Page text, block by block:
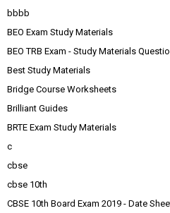
bbbb
BEO Exam Study Materials
BEO TRB Exam - Study Materials
Best Study Materials
Bridge Course Worksheets
Brilliant Guides
BRTE Exam Study Materials
c
cbse
cbse 10th
CBSE 10th Board Exam 2019 - Date